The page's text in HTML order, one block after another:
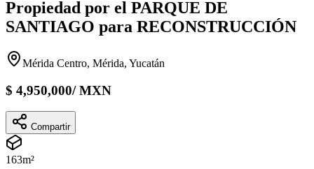
Propiedad por el PARQUE DE
SANTIAGO para RECONSTRUCCIÓN
Mérida Centro, Mérida, Yucatán
$ 4,950,000/MXN
Compartir
163m²